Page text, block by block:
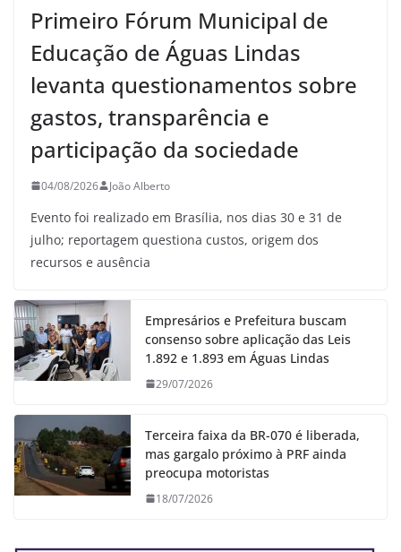
Primeiro Fórum Municipal de
Educação de Águas Lindas
levanta questionamentos sobre
gastos, transparência e
participação da sociedade
04/08/2026 João Alberto
Evento foi realizado em Brasília, nos dias 30 e 31 de
julho; reportagem questiona custos, origem dos
recursos e ausência
Empresários e Prefeitura buscam
consenso sobre aplicação das Leis
1.892 e 1.893 em Águas Lindas
29/07/2026
Terceira faixa da BR-070 é liberada,
mas gargalo próximo à PRF ainda
preocupa motoristas
18/07/2026